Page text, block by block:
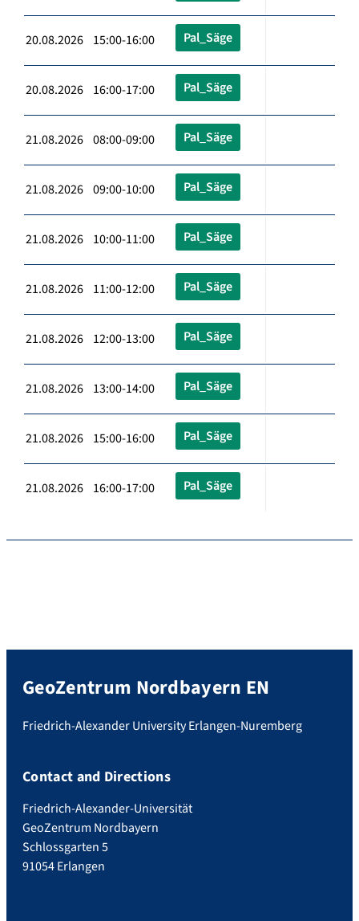
20.08.2026 15:00-16:00 Pal_Säge
20.08.2026 16:00-17:00 Pal_Säge
21.08.2026 08:00-09:00 Pal_Säge
21.08.2026 09:00-10:00 Pal_Säge
21.08.2026 10:00-11:00 Pal_Säge
21.08.2026 11:00-12:00 Pal_Säge
21.08.2026 12:00-13:00 Pal_Säge
21.08.2026 13:00-14:00 Pal_Säge
21.08.2026 15:00-16:00 Pal_Säge
21.08.2026 16:00-17:00 Pal_Säge
GeoZentrum Nordbayern EN
Friedrich-Alexander University Erlangen-Nuremberg
Contact and Directions
Friedrich-Alexander-Universität
GeoZentrum Nordbayern
Schlossgarten 5
91054 Erlangen